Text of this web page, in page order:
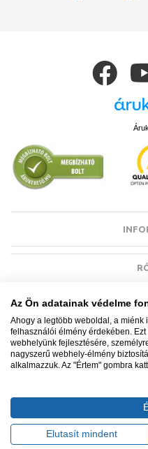
EGYÉB
VÁSÁRLÓI
Minden jog fenntartva. ©
Az Ön adatainak védelme
Ahogy a legtöbb weboldal, a miénk
felhasználói élmény érdekében.
webhelyünk fejlesztésére,
nagyszerű webhely-élmény
alkalmazzuk. Az "Értem" gombra
Elutasít mindent